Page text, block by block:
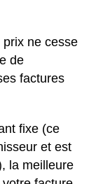
ne cesse
de
factures
fixe (ce
et est
la meilleure